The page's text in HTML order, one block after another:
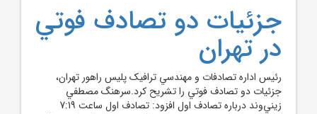
جزئيات دو تصادف فوتي
در تهران
رئيس اداره تصادفات و مهندسي ترافيک پليس راهور تهران،
جزئيات دو تصادف فوتي را تشريح کرد.سرهنگ مصطفي
زيني‌وند درباره تصادف اول افزود: تصادف اول ساعت 7:19